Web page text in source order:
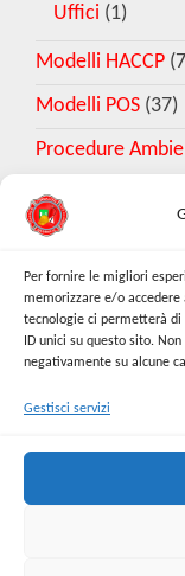
Per fornire le migliori
memorizzare e/o
tecnologie ci permetterà
ID unici su questo sito.
negativamente su alcune
Gestisci servizi
Uffici (1)
Modelli HACCP
Modelli POS (37)
Procedure
Richiedi